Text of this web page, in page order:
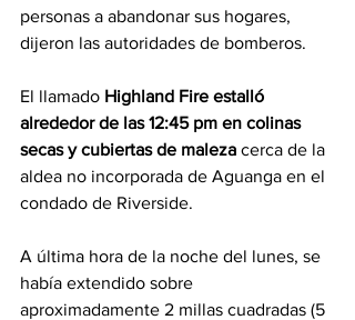
personas a abandonar sus hogares,
dijeron las autoridades de bomberos.
El llamado Highland Fire estalló
alrededor de las 12:45 pm en colinas
secas y cubiertas de maleza cerca de la
aldea no incorporada de Aguanga en el
condado de Riverside.
A última hora de la noche del lunes, se
había extendido sobre
aproximadamente 2 millas cuadradas (5